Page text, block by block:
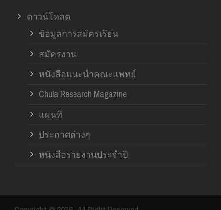
ดาวน์โหลด
ข้อมูลการสมัครเรียน
สมัครงาน
หนังสือแนะนำคณะแพทย์
Chula Research Magazine
แผนที่
ประกาศต่างๆ
หนังสือรายงานประจำปี